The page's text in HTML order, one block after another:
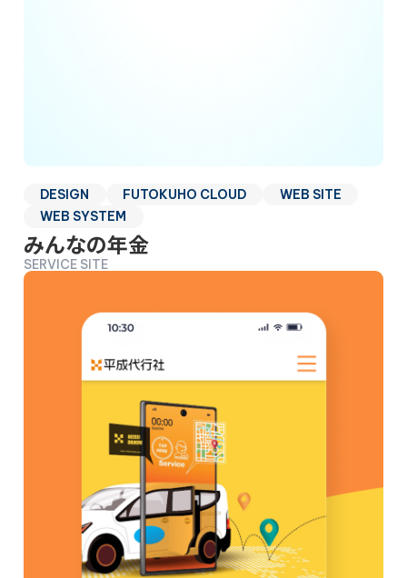
DESIGN FUTOKUHO CLOUD
WEB SITE
WEB SYSTEM
みんなの年金
SERVICE SITE